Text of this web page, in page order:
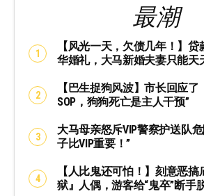
最潮
【风光一天，欠债几年！】贷
华婚礼，大马新婚夫妻只能天
【巴生捉狗风波】市长回应了
SOP，狗狗死亡是主人干预”
大马母亲怒斥VIP警察护送队
子比VIP重要！”
【人比鬼还可怕！】刻意恶搞
狱』人偶，游客给“鬼卒”断手